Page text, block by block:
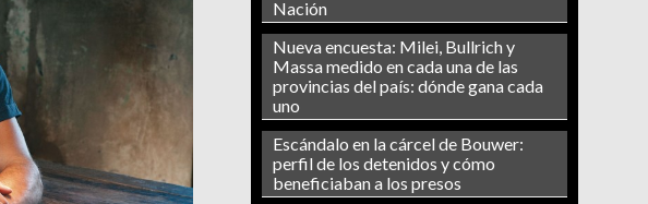
Nación
Nueva encuesta: Milei, Bullrich y
Massa medido en cada una de las
provincias del país: dónde gana cada
uno
Escándalo en la cárcel de Bouwer:
perfil de los detenidos y cómo
beneficiaban a los presos